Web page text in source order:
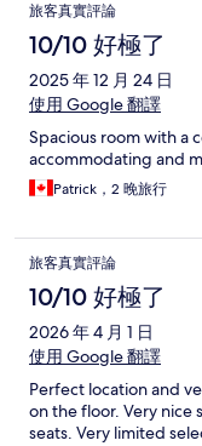
旅客真實評論
10/10 好極了
2025 年 12 月 24 日
使用 Google 翻譯
Spacious room with a
accommodating and
Patrick，2 晚旅行
旅客真實評論
10/10 好極了
2026 年 4 月 1 日
使用 Google 翻譯
Perfect location and
on the floor. Very nice
seats. Very limited